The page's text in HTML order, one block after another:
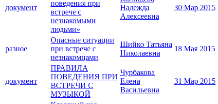
документ
поведения при
встрече с
незнакомыми
людьми»
Надежда
Алексеевна
30 Мар 2015
разное
Опасные ситуации
при встрече с
незнакомцами
Шийко Татьяна
Николаевна
18 Мая 2015
документ
ПРАВИЛА
ПОВЕДЕНИЯ ПРИ
ВСТРЕЧИ С
МУЗЫКОЙ
Чурбакова
Елена
Васильевна
31 Мар 2015